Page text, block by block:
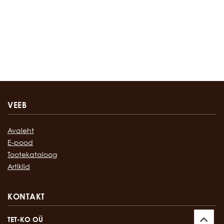
VEEB
Avaleht
E-pood
Tootekataloog
Artiklid
KONTAKT
TET-KO OÜ